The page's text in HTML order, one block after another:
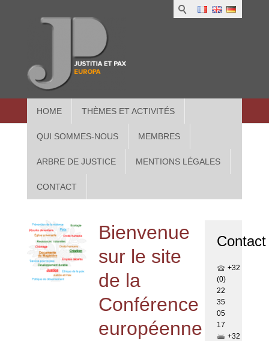
HOME THÈMES ET ACTIVITÉS
QUI SOMMES-NOUS MEMBRES
ARBRE DE JUSTICE MENTIONS LÉGALES
CONTACT
in
Bienvenue
sur le site
de la
Conférence
européenne
Contact
+32
(0)
22
35
05
17
+32